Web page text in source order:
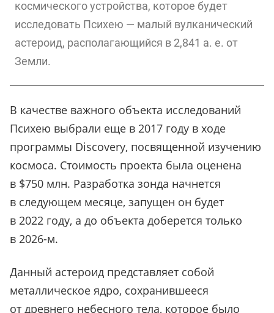
космического устройства, которое будет
исследовать Психею — малый вулканический
астероид, располагающийся в 2,841 а. е. от
Земли.
В качестве важного объекта исследований
Психею выбрали еще в 2017 году в ходе
программы Discovery, посвященной изучению
космоса. Стоимость проекта была оценена
в $750 млн. Разработка зонда начнется
в следующем месяце, запущен он будет
в 2022 году, а до объекта доберется только
в 2026-м.
Данный астероид представляет собой
металлическое ядро, сохранившееся
от древнего небесного тела, которое было